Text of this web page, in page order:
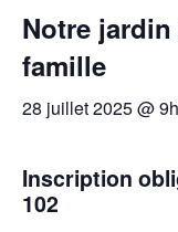
Notre
famille
28 juillet 2025 @
Inscription
102